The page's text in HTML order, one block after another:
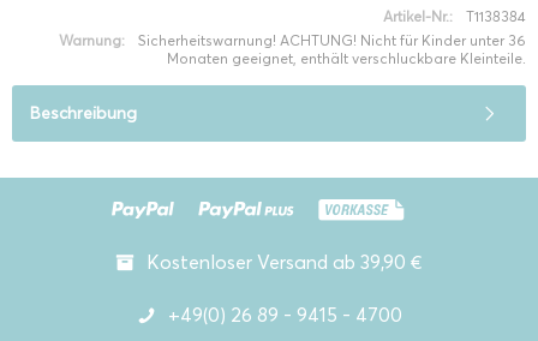
Artikel-Nr.:
T1138384
Warnung:
Sicherheitswarnung! ACHTUNG! Nicht für Kinder unter 36
Monaten geeignet, enthält verschluckbare Kleinteile.
Beschreibung
Kostenloser Versand ab 39,90 €
+49(0) 26 89 - 9415 - 4700